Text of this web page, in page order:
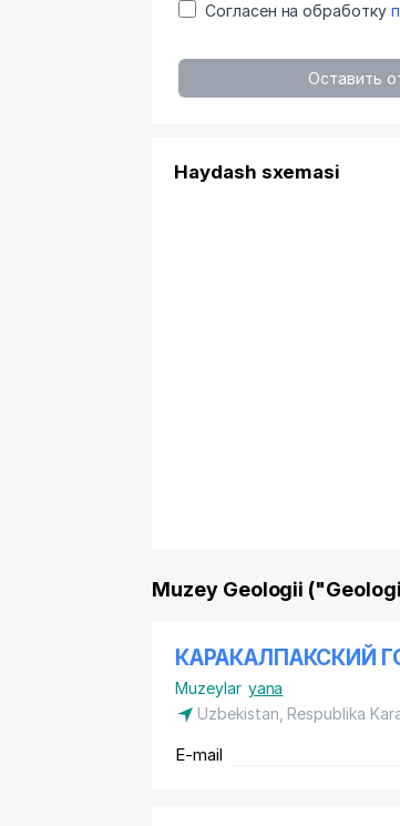
Согласен на обработку
Оставить
Haydash sxemasi
Muzey Geologii
КАРАКАЛПАКСКИЙ
Muzeylar yana
Uzbekistan, Respublika
E-mail